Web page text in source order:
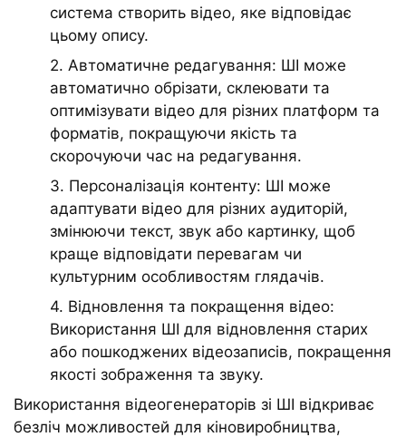
система створить відео, яке відповідає
цьому опису.
2. Автоматичне редагування: ШІ може
автоматично обрізати, склеювати та
оптимізувати відео для різних платформ та
форматів, покращуючи якість та
скорочуючи час на редагування.
3. Персоналізація контенту: ШІ може
адаптувати відео для різних аудиторій,
змінюючи текст, звук або картинку, щоб
краще відповідати перевагам чи
культурним особливостям глядачів.
4. Відновлення та покращення відео:
Використання ШІ для відновлення старих
або пошкоджених відеозаписів, покращення
якості зображення та звуку.
Використання відеогенераторів зі ШІ відкриває
безліч можливостей для кіновиробництва,